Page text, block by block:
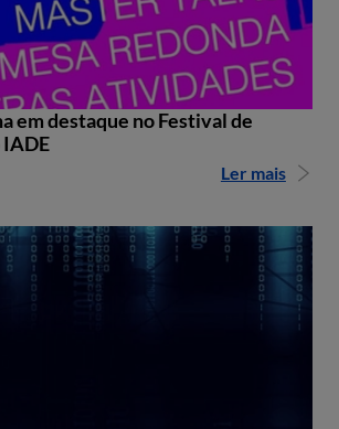
em destaque no Festival de
Ler mais